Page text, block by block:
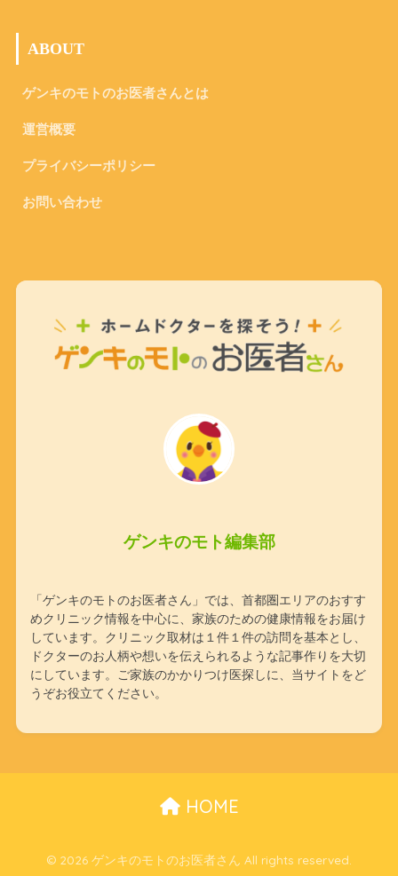
ABOUT
ゲンキのモトのお医者さんとは
運営概要
プライバシーポリシー
お問い合わせ
ゲンキのモト編集部
「ゲンキのモトのお医者さん」では、首都圏エリアのおすす
めクリニック情報を中心に、家族のための健康情報をお届け
しています。クリニック取材は１件１件の訪問を基本とし、
ドクターのお人柄や想いを伝えられるような記事作りを大切
にしています。ご家族のかかりつけ医探しに、当サイトをど
うぞお役立てください。
HOME
© 2026 ゲンキのモトのお医者さん All rights reserved.